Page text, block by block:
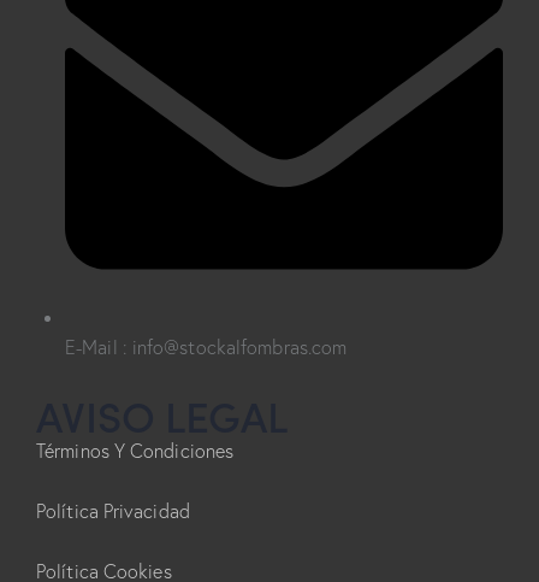
E-Mail : info@stockalfombras.com
Términos Y Condiciones
Política Privacidad
Política Cookies